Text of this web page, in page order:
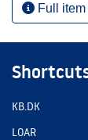
Full
KB.DK
LOAR